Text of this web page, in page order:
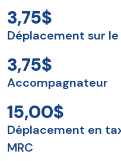
3,75$
Déplacement sur
3,75$
Accompagnateur
15,00$
Déplacement en
MRC